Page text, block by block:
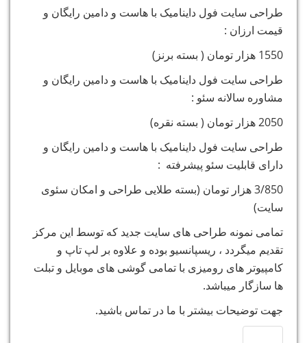
طراحی سایت فول داینامیک با هاست و دامین رایگان و
قیمت ارزان :
1550 هزار تومان ( بسته برنز)
طراحی سایت فول داینامیک با هاست و دامین رایگان و
مشاوره سالانه سئو :
2050 هزار تومان ( بسته نقره)
طراحی سایت فول داینامیک با هاست و دامین رایگان و
دارای قابلیت سئو پیشرفته :
3/850 هزار تومان (بسته طلایی طراحی و امکان سئوی
سایت)
تمامی نمونه طراحی های سایت جدید که توسط این مرکز
تقدیم میگردد ، ریسپانسیو بوده و علاوه بر لپ تاپ و
کامپیوتر های رومیزی با تمامی گوشی های موبایل و تبلت
ها سازگار میباشد.
جهت توضیحات بیشتر با ما در تماس باشید.